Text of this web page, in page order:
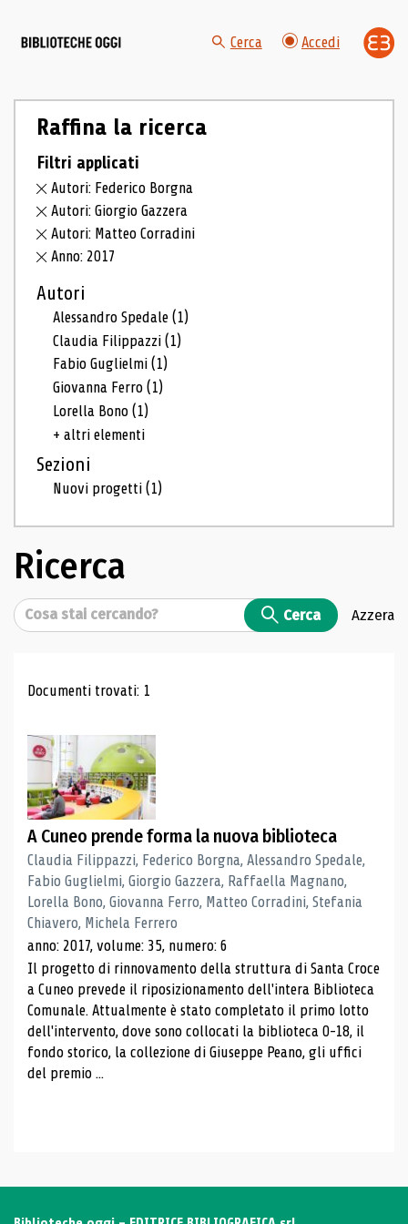
Cerca Accedi
Raffina la ricerca
Filtri applicati
Autori: Federico Borgna
Autori: Giorgio Gazzera
Autori: Matteo Corradini
Anno: 2017
Autori
Alessandro Spedale(1)
Claudia Filippazzi(1)
Fabio Guglielmi(1)
Giovanna Ferro(1)
Lorella Bono(1)
+ altri elementi
Sezioni
Nuovi progetti(1)
Ricerca
Cerca Cerca Azzera
Risultati di ricerca
Documenti trovati: 1
A Cuneo prende forma la nuova biblioteca
Claudia Filippazzi, Federico Borgna, Alessandro Spedale,
Fabio Guglielmi, Giorgio Gazzera, Raffaella Magnano,
Lorella Bono, Giovanna Ferro, Matteo Corradini, Stefania
Chiavero, Michela Ferrero
anno: 2017, volume: 35, numero: 6
Il progetto di rinnovamento della struttura di Santa Croce
a Cuneo prevede il riposizionamento dell'intera Biblioteca
Comunale. Attualmente è stato completato il primo lotto
dell'intervento, dove sono collocati la biblioteca 0-18, il
fondo storico, la collezione di Giuseppe Peano, gli uffici
del premio ...